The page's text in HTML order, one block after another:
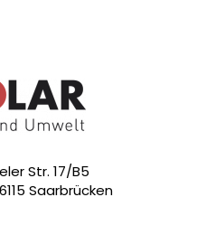
Str. 17/B5
Saarbrücken